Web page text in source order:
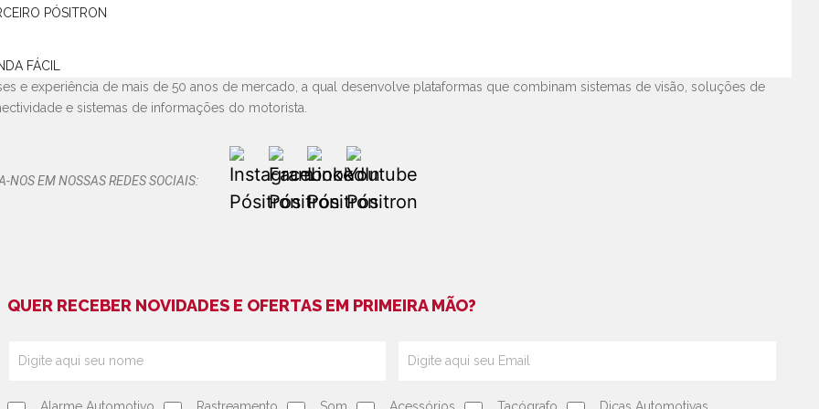
PÓSITRON
FÁCILao Grupo norte-americano
e experiência de mais de 50 anos de mercado, a qual desenvolve plataformas que combinam sistemas de visão, soluções de
e sistemas de informações do motorista.
NOS EM NOSSAS REDES SOCIAIS:
QUER RECEBER NOVIDADES E OFERTAS EM PRIMEIRA MÃO?